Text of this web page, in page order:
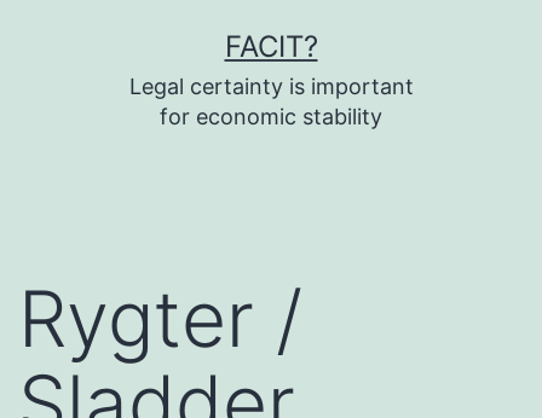
FACIT?
Legal certainty is important
for economic stability
Rygter /